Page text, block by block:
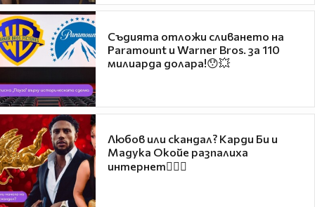
Съдията отложи сливането на
Paramount и Warner Bros. за 110
милиарда долара!😯💥
Любов или скандал? Карди Би и
Мадука Окойе разпалиха
интернет❤️‍🔥🔥